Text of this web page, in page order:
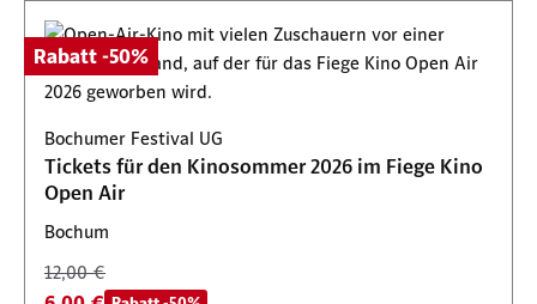
Rabatt -50%
Bochumer Festival UG
Tickets für den Kinosommer 2026 im Fiege Kino
Open Air
Bochum
12,00 €